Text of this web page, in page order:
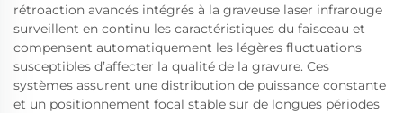
rétroaction avancés intégrés à la graveuse laser infrarouge
surveillent en continu les caractéristiques du faisceau et
compensent automatiquement les légères fluctuations
susceptibles d’affecter la qualité de la gravure. Ces
systèmes assurent une distribution de puissance constante
et un positionnement focal stable sur de longues périodes